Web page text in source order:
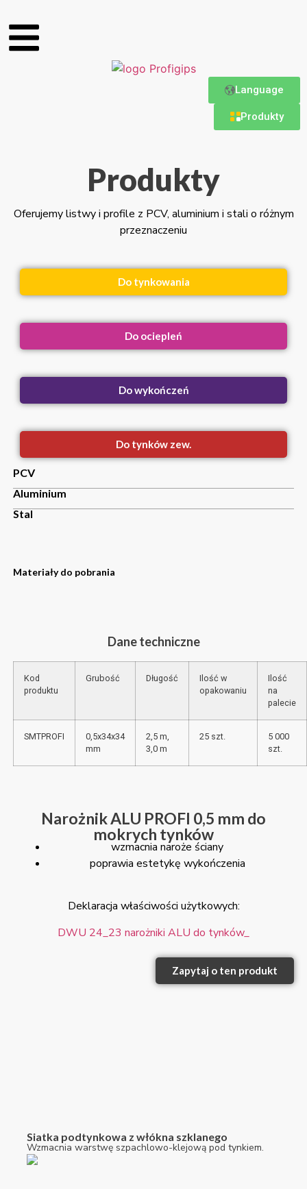
Language
Produkty
Produkty
Oferujemy listwy i profile z PCV, aluminium i stali o różnym
przeznaczeniu
Do tynkowania
Do ociepleń
Do wykończeń
Do tynków zew.
PCV
Aluminium
Stal
Materiały do pobrania
Dane techniczne
Kod
produktu
Grubość Długość
Ilość w
opakowaniu
Ilość
na
palecie
SMTPROFI
0,5x34x34
mm
2,5 m,
3,0 m
25 szt.
5 000
szt.
Narożnik ALU PROFI 0,5 mm do
mokrych tynków
wzmacnia naroże ściany
poprawia estetykę wykończenia
Deklaracja właściwości użytkowych:
DWU 24_23 narożniki ALU do tynków_
Zapytaj o ten produkt
Siatka podtynkowa z włókna szklanego
Wzmacnia warstwę szpachlowo-klejową pod tynkiem.